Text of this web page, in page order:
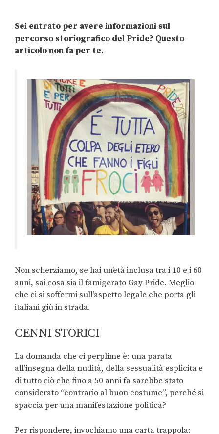
Sei entrato per avere informazioni sul
percorso storiografico del Pride? Questo
articolo non fa per te.
Non scherziamo, se hai un’età inclusa tra i 10 e i 60
anni, sai cosa sia il famigerato Gay Pride. Meglio
che ci si soffermi sull’aspetto legale che porta gli
italiani giù in strada.
CENNI STORICI
La domanda che ci perplime è: una parata
all’insegna della nudità, della sessualità esplicita e
di tutto ciò che fino a 50 anni fa sarebbe stato
considerato “contrario al buon costume”, perché si
spaccia per una manifestazione politica?
Per rispondere, invochiamo una carta trappola: